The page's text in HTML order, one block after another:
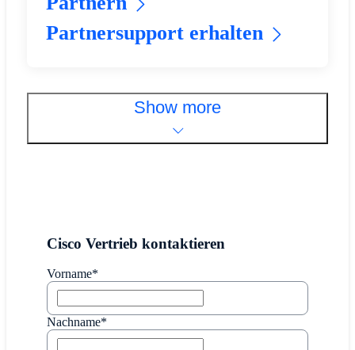
Partnersupport erhalten
Show more
Cisco Vertrieb kontaktieren
Vorname*
Nachname*